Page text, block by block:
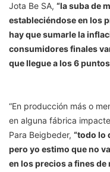
Jota Be SA, “la suba de
estableciéndose en los
hay que sumarle la
consumidores finales
que llegue a los 6
“En producción más o
en alguna fábrica
Para Beigbeder, “todo lo
pero yo estimo que no
en los precios a fines